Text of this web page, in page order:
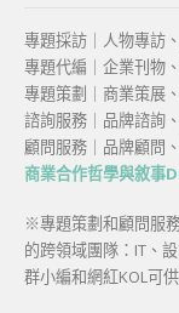
專題採訪｜人物專訪
專題代編｜企業刊物
專題策劃｜商業策展
諮詢服務｜品牌諮詢
顧問服務｜品牌顧問
商業合作哲學與敘事
※專題策劃和顧問服
的跨領域團隊：IT、
群小編和網紅KOL可